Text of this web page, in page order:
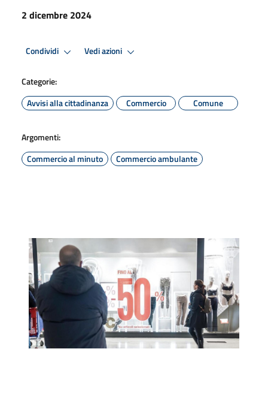
2 dicembre 2024
Condividi Vedi azioni
Categorie:
Avvisi alla cittadinanza
Commercio Comune
Argomenti:
Commercio al minuto
Commercio ambulante